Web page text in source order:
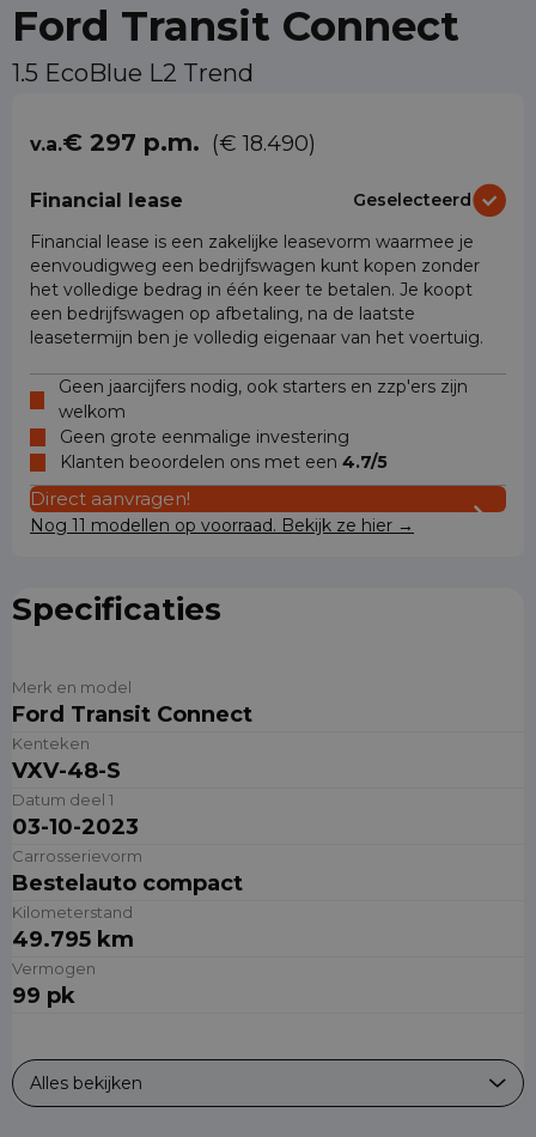
Ford Transit Connect
1.5 EcoBlue L2 Trend
v.a.€ 297 p.m. (€ 18.490)
Financial lease
Geselecteerd
Financial lease is een zakelijke leasevorm waarmee je
eenvoudigweg een bedrijfswagen kunt kopen zonder
het volledige bedrag in één keer te betalen. Je koopt
een bedrijfswagen op afbetaling, na de laatste
leasetermijn ben je volledig eigenaar van het voertuig.
Geen jaarcijfers nodig, ook starters en zzp'ers zijn
welkom
Geen grote eenmalige investering
Klanten beoordelen ons met een 4.7/5
Direct aanvragen!
Nog 11 modellen op voorraad. Bekijk ze hier →
Specificaties
Merk en model
Ford Transit Connect
Kenteken
VXV-48-S
Datum deel 1
03-10-2023
Carrosserievorm
Bestelauto compact
Kilometerstand
49.795 km
Vermogen
99 pk
Alles bekijken